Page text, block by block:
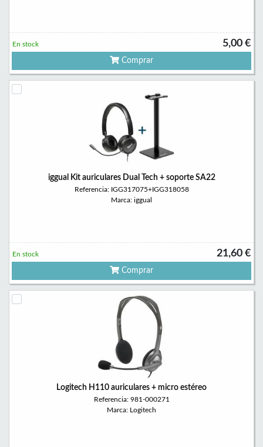
5,00 €
En stock
Comprar
iggual Kit auriculares Dual Tech + soporte SA22
Referencia: IGG317075+IGG318058
Marca: iggual
21,60 €
En stock
Comprar
Logitech H110 auriculares + micro estéreo
Referencia: 981-000271
Marca: Logitech